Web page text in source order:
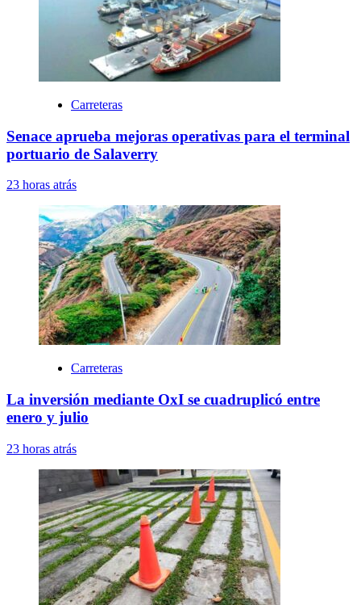
Carreteras
Senace aprueba mejoras operativas para el terminal
portuario de Salaverry
23 horas atrás
Carreteras
La inversión mediante OxI se cuadruplicó entre
enero y julio
23 horas atrás